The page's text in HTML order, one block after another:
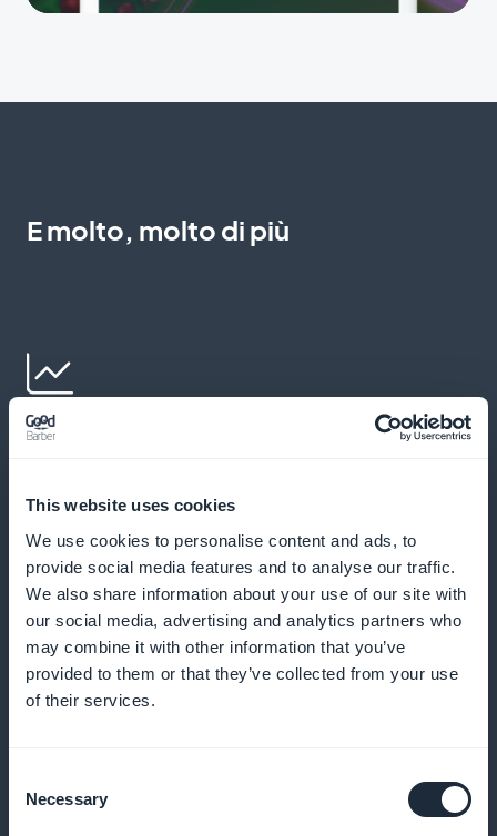
This website uses cookies
We use cookies to personalise content and ads, to
provide social media features and to analyse our traffic.
We also share information about your use of our site with
our social media, advertising and analytics partners who
may combine it with other information that you’ve
provided to them or that they’ve collected from your use
of their services.
Selection
Necessary
E molto, molto di più
Interviste a chef vegani
ispirare le vostre creazioni
Guide all'acquisto di prodotti vegetariani